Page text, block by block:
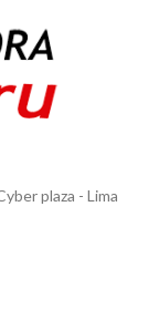
plaza - Lima